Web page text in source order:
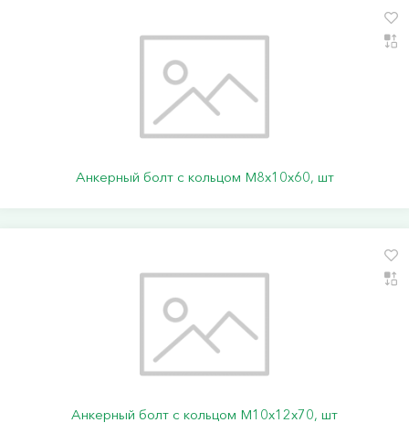
Анкерный болт с кольцом М8х10х60, шт
Анкерный болт с кольцом М10х12х70, шт